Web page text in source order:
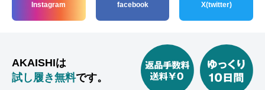
Instagram facebook X(twitter)
AKAISHIは
試し履き無料です。